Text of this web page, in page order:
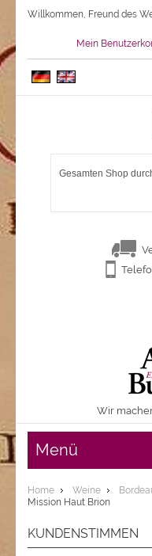
Willkommen, Freund des
Mein
Wir
Menü
Home Weine
Mission Haut Brion
KUNDENSTIMMEN